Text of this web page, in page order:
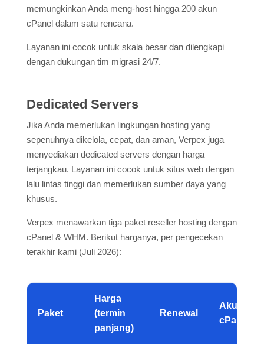
memungkinkan Anda meng-host hingga 200 akun
cPanel dalam satu rencana.
Layanan ini cocok untuk skala besar dan dilengkapi
dengan dukungan tim migrasi 24/7.
Dedicated Servers
Jika Anda memerlukan lingkungan hosting yang
sepenuhnya dikelola, cepat, dan aman, Verpex juga
menyediakan dedicated servers dengan harga
terjangkau. Layanan ini cocok untuk situs web dengan
lalu lintas tinggi dan memerlukan sumber daya yang
khusus.
Verpex menawarkan tiga paket reseller hosting dengan
cPanel & WHM. Berikut harganya, per pengecekan
terakhir kami (Juli 2026):
Paket
Harga
(termin
panjang)
Renewal
Akun
cPanel